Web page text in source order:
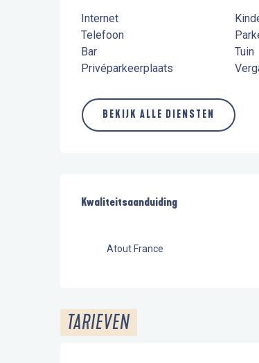
Internet
Telefoon
Bar
Tuin
Privéparkeerplaats
BEKIJK ALLE DIENSTEN
Dienstverlening
Kwaliteitsaanduiding
Kwaliteitsaanduiding
Atout France
TARIEVEN